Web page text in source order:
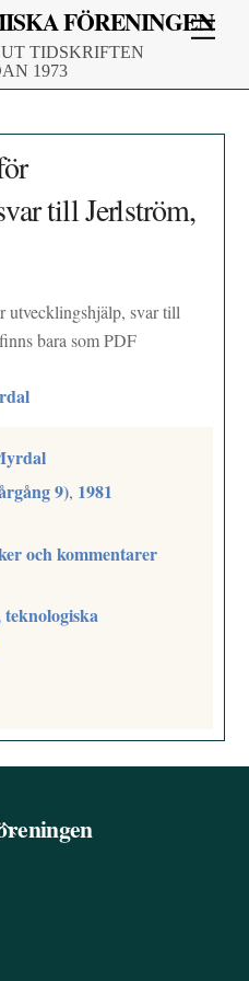
FÖRENINGEN
TIDSKRIFTEN
1973
till Jerlström,
utvecklingshjälp, svar till
bara som PDF
9), 1981
och kommentarer
Back